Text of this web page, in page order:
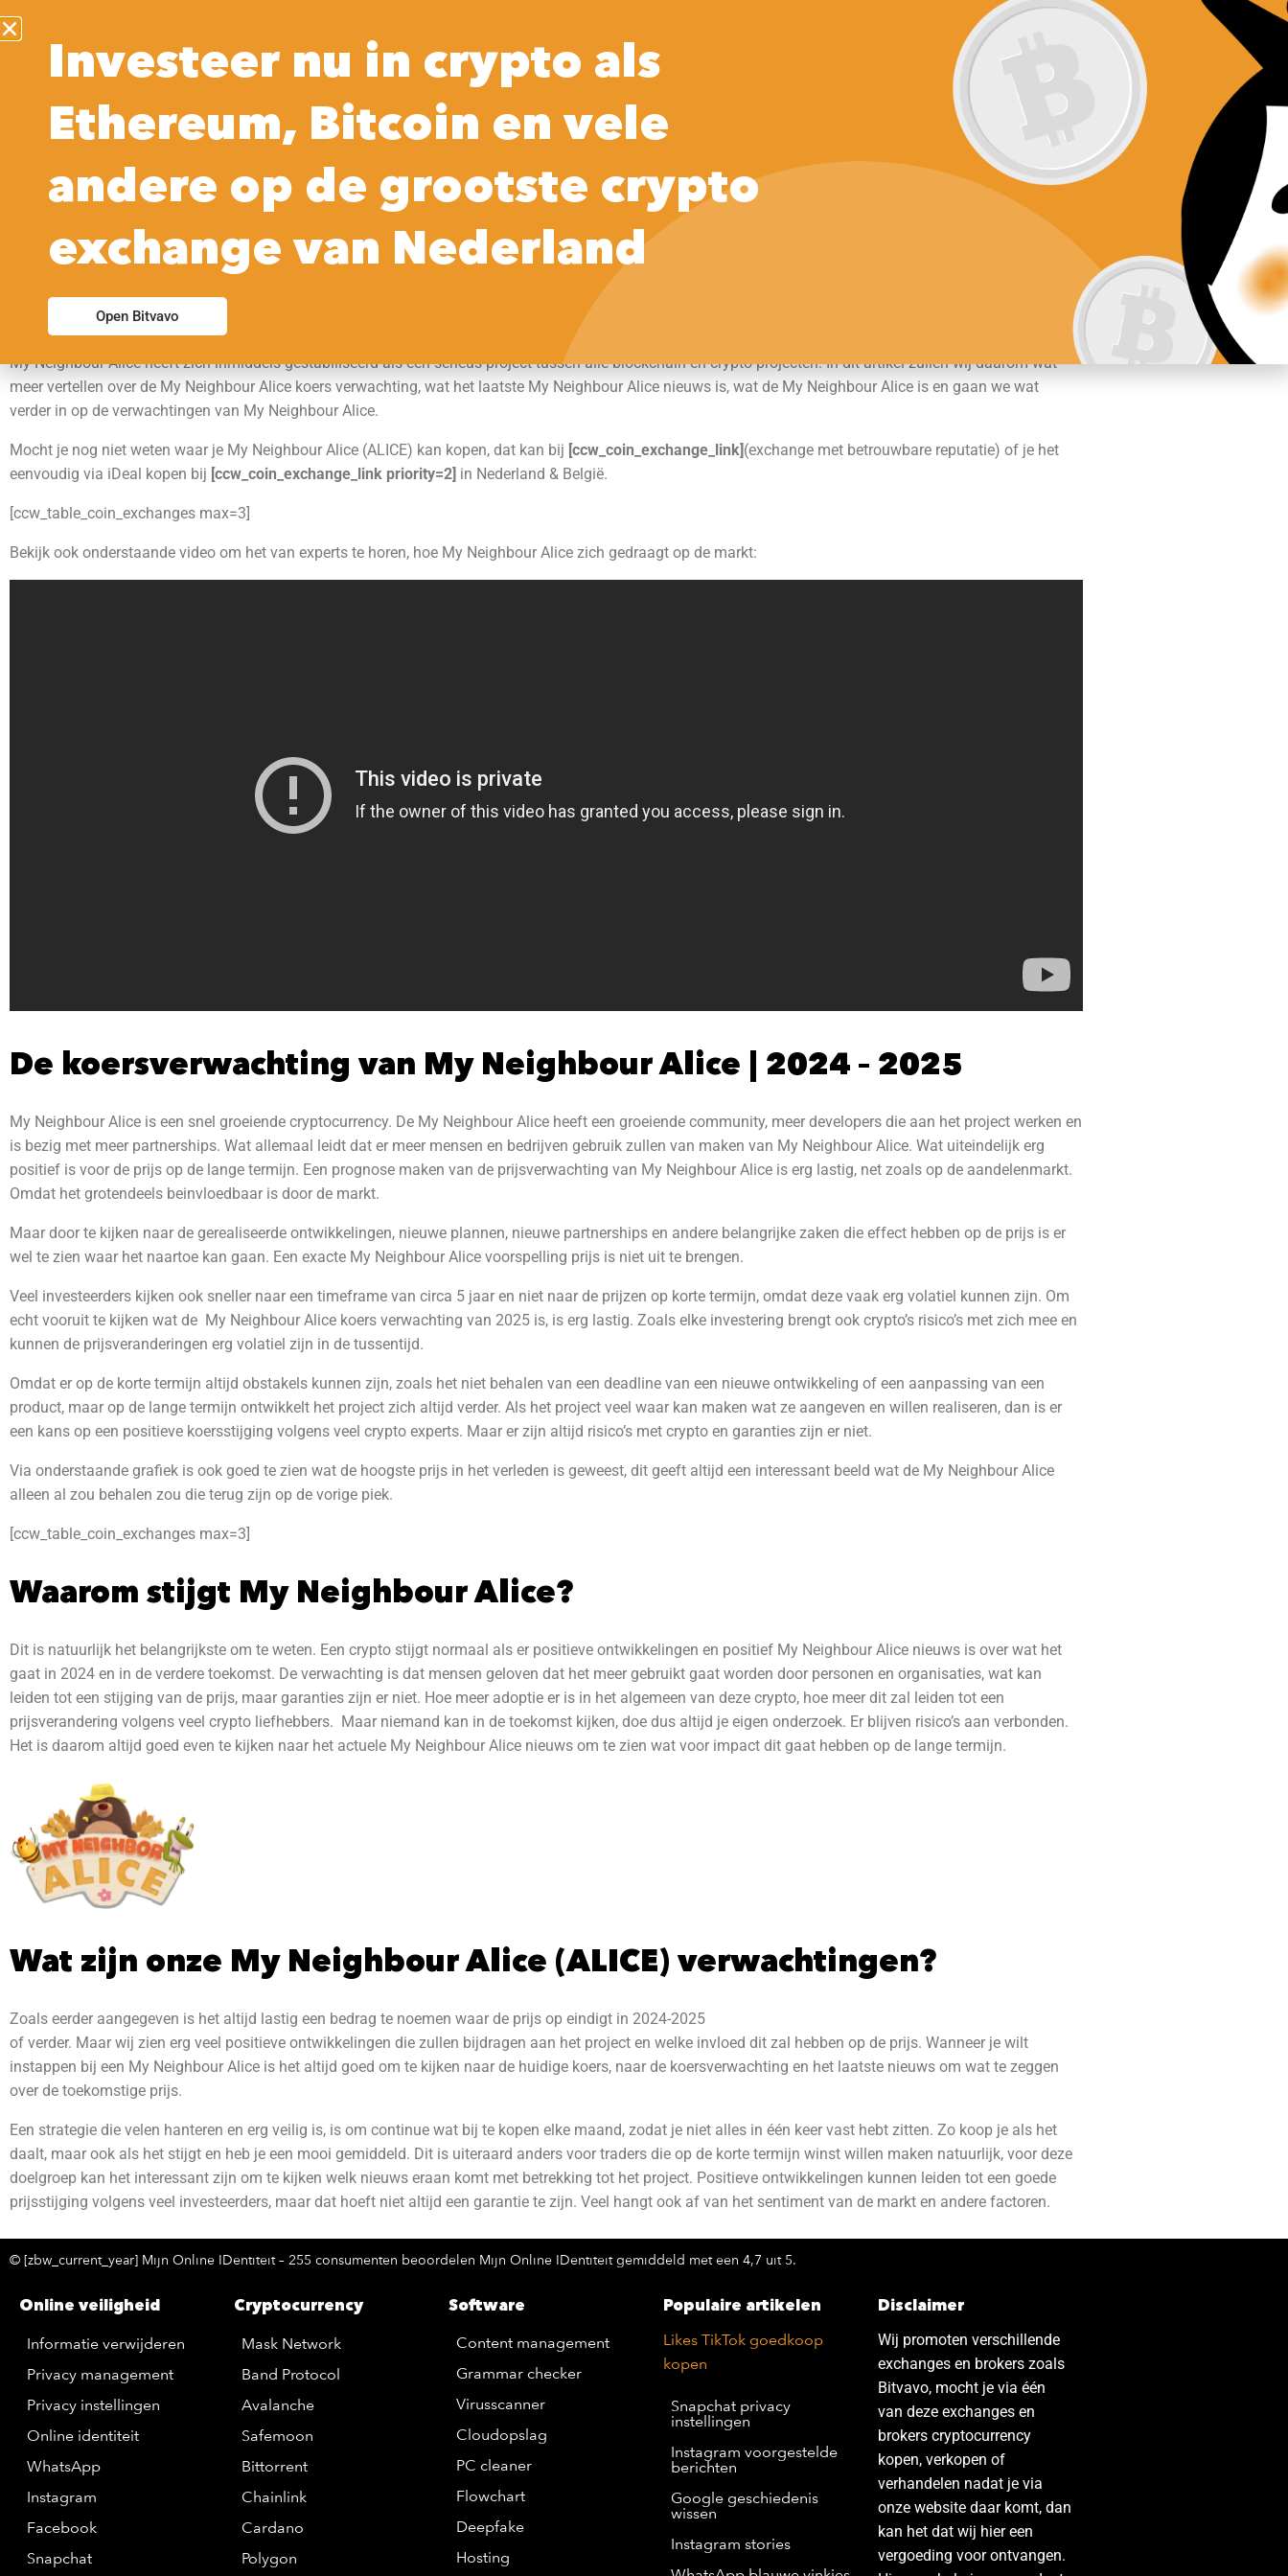
Nieuws
Te koop bij:
[ccw_current_price]
[ccw_price_change_percentage
raw=1]
[ccw_price_change_percentage
interval=30d quote_currency=usd
raw=1]
[ccw_price_change_percentage
Koop My
Neighbour
De laatste prijs voor [ccw_coin_name] staat momenteel op [ccw_current_price]. De afgelopen 24 uur was [ccw_high24h] de hoogste prijs en de laagste prijs
binnen 24 uur was [ccw_low24h].
My Neighbour Alice heeft zich inmiddels gestabiliseerd als een serieus project tussen alle blockchain en crypto projecten. In dit artikel zullen wij daarom wat
meer vertellen over de My Neighbour Alice koers verwachting, wat het laatste My Neighbour Alice nieuws is, wat de My Neighbour Alice is en gaan we wat
verder in op de verwachtingen van My Neighbour Alice.
Mocht je nog niet weten waar je My Neighbour Alice (ALICE) kan kopen, dat kan bij [ccw_coin_exchange_link](exchange met betrouwbare reputatie) of je het
eenvoudig via iDeal kopen bij [ccw_coin_exchange_link priority=2] in Nederland & België.
[ccw_table_coin_exchanges max=3]
Bekijk ook onderstaande video om het van experts te horen, hoe My Neighbour Alice zich gedraagt op de markt:
De koersverwachting van My Neighbour Alice | 2024 – 2025
My Neighbour Alice is een snel groeiende cryptocurrency. De My Neighbour Alice heeft een groeiende community, meer developers die aan het project werken en
is bezig met meer partnerships. Wat allemaal leidt dat er meer mensen en bedrijven gebruik zullen van maken van My Neighbour Alice. Wat uiteindelijk erg
positief is voor de prijs op de lange termijn. Een prognose maken van de prijsverwachting van My Neighbour Alice is erg lastig, net zoals op de aandelenmarkt.
Omdat het grotendeels beinvloedbaar is door de markt.
Maar door te kijken naar de gerealiseerde ontwikkelingen, nieuwe plannen, nieuwe partnerships en andere belangrijke zaken die effect hebben op de prijs is er
wel te zien waar het naartoe kan gaan. Een exacte My Neighbour Alice voorspelling prijs is niet uit te brengen.
Veel investeerders kijken ook sneller naar een timeframe van circa 5 jaar en niet naar de prijzen op korte termijn, omdat deze vaak erg volatiel kunnen zijn. Om
echt vooruit te kijken wat de My Neighbour Alice koers verwachting van 2025 is, is erg lastig. Zoals elke investering brengt ook crypto’s risico’s met zich mee en
kunnen de prijsveranderingen erg volatiel zijn in de tussentijd.
Omdat er op de korte termijn altijd obstakels kunnen zijn, zoals het niet behalen van een deadline van een nieuwe ontwikkeling of een aanpassing van een
product, maar op de lange termijn ontwikkelt het project zich altijd verder. Als het project veel waar kan maken wat ze aangeven en willen realiseren, dan is er
een kans op een positieve koersstijging volgens veel crypto experts. Maar er zijn altijd risico’s met crypto en garanties zijn er niet.
Via onderstaande grafiek is ook goed te zien wat de hoogste prijs in het verleden is geweest, dit geeft altijd een interessant beeld wat de My Neighbour Alice
alleen al zou behalen zou die terug zijn op de vorige piek.
[ccw_table_coin_exchanges max=3]
Waarom stijgt My Neighbour Alice?
Dit is natuurlijk het belangrijkste om te weten. Een crypto stijgt normaal als er positieve ontwikkelingen en positief My Neighbour Alice nieuws is over wat het
gaat in 2024 en in de verdere toekomst. De verwachting is dat mensen geloven dat het meer gebruikt gaat worden door personen en organisaties, wat kan
leiden tot een stijging van de prijs, maar garanties zijn er niet. Hoe meer adoptie er is in het algemeen van deze crypto, hoe meer dit zal leiden tot een
prijsverandering volgens veel crypto liefhebbers. Maar niemand kan in de toekomst kijken, doe dus altijd je eigen onderzoek. Er blijven risico’s aan verbonden.
Het is daarom altijd goed even te kijken naar het actuele My Neighbour Alice nieuws om te zien wat voor impact dit gaat hebben op de lange termijn.
Wat zijn onze My Neighbour Alice (ALICE) verwachtingen?
Zoals eerder aangegeven is het altijd lastig een bedrag te noemen waar de prijs op eindigt in 2024-2025
of verder. Maar wij zien erg veel positieve ontwikkelingen die zullen bijdragen aan het project en welke invloed dit zal hebben op de prijs. Wanneer je wilt
instappen bij een My Neighbour Alice is het altijd goed om te kijken naar de huidige koers, naar de koersverwachting en het laatste nieuws om wat te zeggen
over de toekomstige prijs.
Een strategie die velen hanteren en erg veilig is, is om continue wat bij te kopen elke maand, zodat je niet alles in één keer vast hebt zitten. Zo koop je als het
daalt, maar ook als het stijgt en heb je een mooi gemiddeld. Dit is uiteraard anders voor traders die op de korte termijn winst willen maken natuurlijk, voor deze
doelgroep kan het interessant zijn om te kijken welk nieuws eraan komt met betrekking tot het project. Positieve ontwikkelingen kunnen leiden tot een goede
prijsstijging volgens veel investeerders, maar dat hoeft niet altijd een garantie te zijn. Veel hangt ook af van het sentiment van de markt en andere factoren.
© [zbw_current_year] Mijn Online IDentiteit – 255 consumenten beoordelen Mijn Online IDentiteit gemiddeld met een 4,7 uit 5.
Online veiligheid
Informatie verwijderen
Privacy management
Privacy instellingen
Online identiteit
WhatsApp
Instagram
Facebook
Snapchat
Cryptocurrency
Mask Network
Band Protocol
Avalanche
Safemoon
Bittorrent
Chainlink
Cardano
Polygon
Software
Content management
Grammar checker
Virusscanner
Cloudopslag
PC cleaner
Flowchart
Deepfake
Hosting
Populaire artikelen
Likes TikTok goedkoop
kopen
Snapchat privacy
instellingen
Instagram voorgestelde
berichten
Google geschiedenis
wissen
Instagram stories
Disclaimer
Wij promoten verschillende
exchanges en brokers zoals
Bitvavo, mocht je via één
van deze exchanges en
brokers cryptocurrency
kopen, verkopen of
verhandelen nadat je via
onze website daar komt, dan
kan het dat wij hier een
vergoeding voor ontvangen.
Investeer nu in crypto als
Ethereum, Bitcoin en vele
andere op de grootste crypto
exchange van Nederland
Open Bitvavo